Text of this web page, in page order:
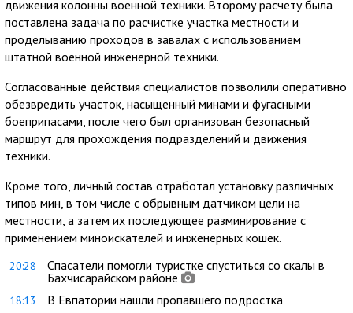
движения колонны военной техники. Второму расчету была
поставлена задача по расчистке участка местности и
проделыванию проходов в завалах с использованием
штатной военной инженерной техники.
Согласованные действия специалистов позволили оперативно
обезвредить участок, насыщенный минами и фугасными
боеприпасами, после чего был организован безопасный
маршрут для прохождения подразделений и движения
техники.
Кроме того, личный состав отработал установку различных
типов мин, в том числе с обрывным датчиком цели на
местности, а затем их последующее разминирование с
применением миноискателей и инженерных кошек.
20:28
Спасатели помогли туристке спуститься со скалы в
Бахчисарайском районе
18:13 В Евпатории нашли пропавшего подростка